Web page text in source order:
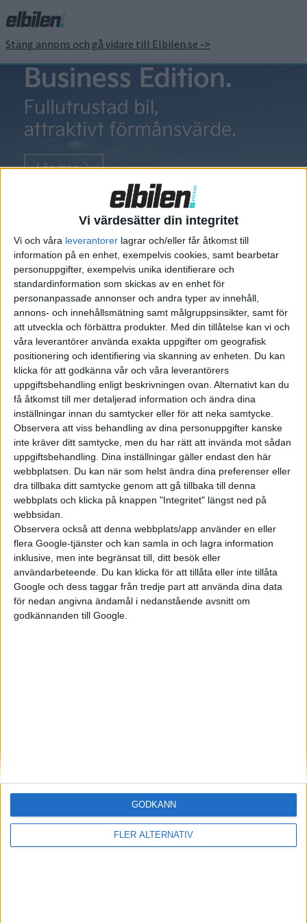
Vi värdesätter din integritet
Vi och våra leverantorer lagrar och/eller får åtkomst till
information på en enhet, exempelvis cookies, samt bearbetar
personuppgifter, exempelvis unika identifierare och
standardinformation som skickas av en enhet för
personanpassade annonser och andra typer av innehåll,
annons- och innehållsmätning samt målgruppsinsikter, samt för
att utveckla och förbättra produkter. Med din tillåtelse kan vi och
våra leverantörer använda exakta uppgifter om geografisk
positionering och identifiering via skanning av enheten. Du kan
klicka för att godkänna vår och våra leverantörers
uppgiftsbehandling enligt beskrivningen ovan. Alternativt kan du
få åtkomst till mer detaljerad information och ändra dina
inställningar innan du samtycker eller för att neka samtycke.
Observera att viss behandling av dina personuppgifter kanske
inte kräver ditt samtycke, men du har rätt att invända mot sådan
uppgiftsbehandling. Dina inställningar gäller endast den här
webbplatsen. Du kan när som helst ändra dina preferenser eller
dra tillbaka ditt samtycke genom att gå tillbaka till denna
webbplats och klicka på knappen "Integritet" längst ned på
webbsidan.
Observera också att denna webbplats/app använder en eller
flera Google-tjänster och kan samla in och lagra information
inklusive, men inte begränsat till, ditt besök eller
användarbeteende. Du kan klicka för att tillåta eller inte tillåta
Google och dess taggar från tredje part att använda dina data
för nedan angivna ändamål i nedanstående avsnitt om
godkännanden till Google.
FLER ALTERNATIV
GODKÄNN
Stäng annons och gå vidare till Elbilen.se ->
Radar
Radar RD6
utmanar
Cybertruck
med ny version
Volvos och Polestars ägare
Geely har lanserat en rad nya
elbilsmärken på den kinesiska
hemmamarknaden de senaste
åren. Ett av dem är Zeekr, som
har även börjat säljas här. Men
en del av andra har gått lite
under radarn bland oss i väst.
Ett av märken...
EU-plan: V2G-krav ska göra elbilar till del av energisystemet
6 aug 2026
Säljstart för instegsversionen av ID. Polo
6 aug 2026
Nu även Byd – då vill jätten tillverka solid state-batterier
Elbilens nyhetsbrev
Håll dig uppdaterad om de senaste nyheterna!
Prenumerera